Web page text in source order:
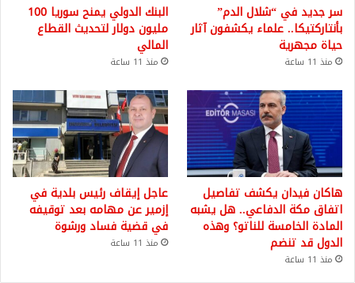
سر جديد في “شلال الدم”
بأنتاركتيكا.. علماء يكشفون آثار
حياة مجهرية
منذ 11 ساعة
البنك الدولي يمنح سوريا 100
مليون دولار لتحديث القطاع
المالي
منذ 11 ساعة
هاكان فيدان يكشف تفاصيل
اتفاق مكة الدفاعي.. هل يشبه
المادة الخامسة للناتو؟ وهذه
الدول قد تنضم
منذ 11 ساعة
عاجل إيقاف رئيس بلدية في
إزمير عن مهامه بعد توقيفه
في قضية فساد ورشوة
منذ 11 ساعة